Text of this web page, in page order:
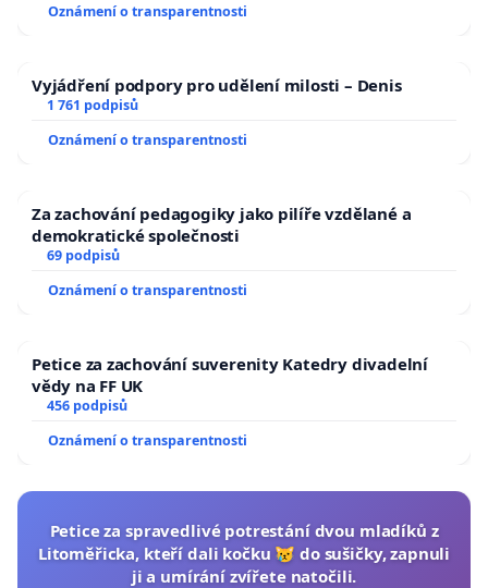
Oznámení o transparentnosti
Vyjádření podpory pro udělení milosti – Denis
1 761 podpisů
Oznámení o transparentnosti
Za zachování pedagogiky jako pilíře vzdělané a
demokratické společnosti
69 podpisů
Oznámení o transparentnosti
Petice za zachování suverenity Katedry divadelní
vědy na FF UK
456 podpisů
Oznámení o transparentnosti
Petice za spravedlivé potrestání dvou mladíků z
Litoměřicka, kteří dali kočku 😿 do sušičky, zapnuli
ji a umírání zvířete natočili.